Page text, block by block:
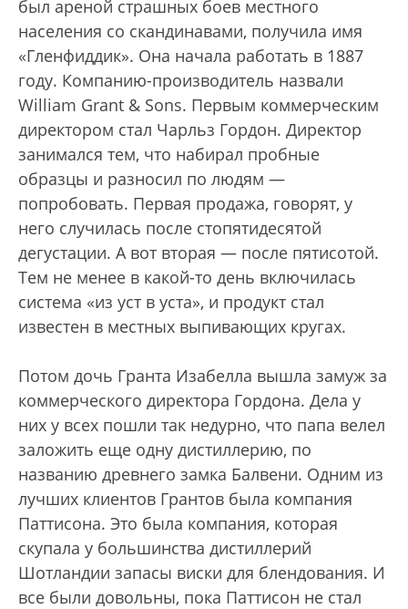
был ареной страшных боев местного
населения со скандинавами, получила имя
«Гленфиддик». Она начала работать в 1887
году. Компанию-производитель назвали
William Grant & Sons. Первым коммерческим
директором стал Чарльз Гордон. Директор
занимался тем, что набирал пробные
образцы и разносил по людям —
попробовать. Первая продажа, говорят, у
него случилась после стопятидесятой
дегустации. А вот вторая — после пятисотой.
Тем не менее в какой-то день включилась
система «из уст в уста», и продукт стал
известен в местных выпивающих кругах.
Потом дочь Гранта Изабелла вышла замуж за
коммерческого директора Гордона. Дела у
них у всех пошли так недурно, что папа велел
заложить еще одну дистиллерию, по
названию древнего замка Балвени. Одним из
лучших клиентов Грантов была компания
Паттисона. Это была компания, которая
скупала у большинства дистиллерий
Шотландии запасы виски для блендования. И
все были довольны, пока Паттисон не стал